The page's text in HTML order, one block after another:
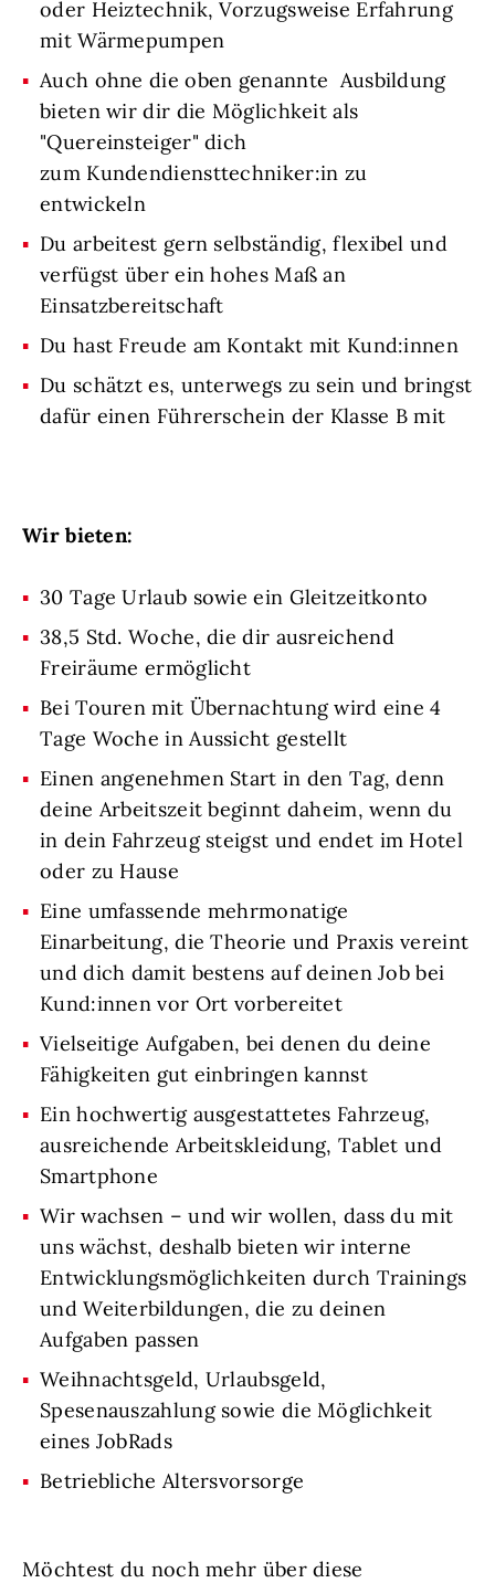
oder Heiztechnik, Vorzugsweise Erfahrung
mit Wärmepumpen
Auch ohne die oben genannte Ausbildung
bieten wir dir die Möglichkeit als
"Quereinsteiger" dich
zum Kundendiensttechniker:in zu
entwickeln
Du arbeitest gern selbständig, flexibel und
verfügst über ein hohes Maß an
Einsatzbereitschaft
Du hast Freude am Kontakt mit Kund:innen
Du schätzt es, unterwegs zu sein und bringst
dafür einen Führerschein der Klasse B mit
Wir bieten:
30 Tage Urlaub sowie ein Gleitzeitkonto
38,5 Std. Woche, die dir ausreichend
Freiräume ermöglicht
Bei Touren mit Übernachtung wird eine 4
Tage Woche in Aussicht gestellt
Einen angenehmen Start in den Tag, denn
deine Arbeitszeit beginnt daheim, wenn du
in dein Fahrzeug steigst und endet im Hotel
oder zu Hause
Eine umfassende mehrmonatige
Einarbeitung, die Theorie und Praxis vereint
und dich damit bestens auf deinen Job bei
Kund:innen vor Ort vorbereitet
Vielseitige Aufgaben, bei denen du deine
Fähigkeiten gut einbringen kannst
Ein hochwertig ausgestattetes Fahrzeug,
ausreichende Arbeitskleidung, Tablet und
Smartphone
Wir wachsen – und wir wollen, dass du mit
uns wächst, deshalb bieten wir interne
Entwicklungsmöglichkeiten durch Trainings
und Weiterbildungen, die zu deinen
Aufgaben passen
Weihnachtsgeld, Urlaubsgeld,
Spesenauszahlung sowie die Möglichkeit
eines JobRads
Betriebliche Altersvorsorge
Möchtest du noch mehr über diese